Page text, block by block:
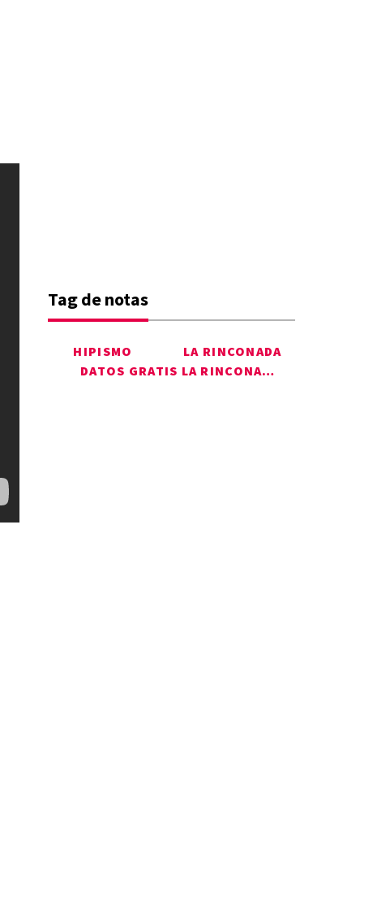
Tag de notas
HIPISMO
LA RINCONADA
DATOS GRATIS LA RINCONADA